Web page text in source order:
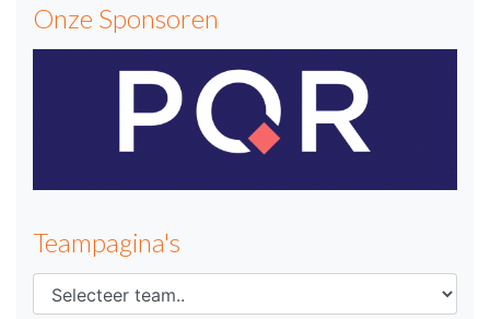
Onze Sponsoren
Teampagina's